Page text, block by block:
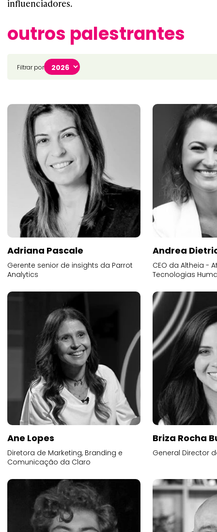
influenciadores.
outros palestrantes
Filtrar por
Adriana Pascale
Gerente senior de insights da Parrot
Analytics
Andrea
CEO da Altheia -
Tecnologias
Ane Lopes
Diretora de Marketing, Branding e
Comunicação da Claro
Briza Rocha
General Director